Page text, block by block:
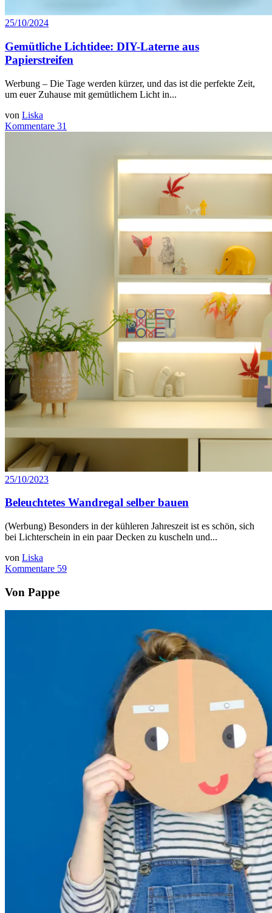
25/10/2024
Gemütliche Lichtidee: DIY-Laterne aus
Papierstreifen
Werbung – Die Tage werden kürzer, und das ist die perfekte Zeit,
um euer Zuhause mit gemütlichem Licht in...
von Liska
Kommentare 31
25/10/2023
Beleuchtetes Wandregal selber bauen
(Werbung) Besonders in der kühleren Jahreszeit ist es schön, sich
bei Lichterschein in ein paar Decken zu kuscheln und...
von Liska
Kommentare 59
Von Pappe